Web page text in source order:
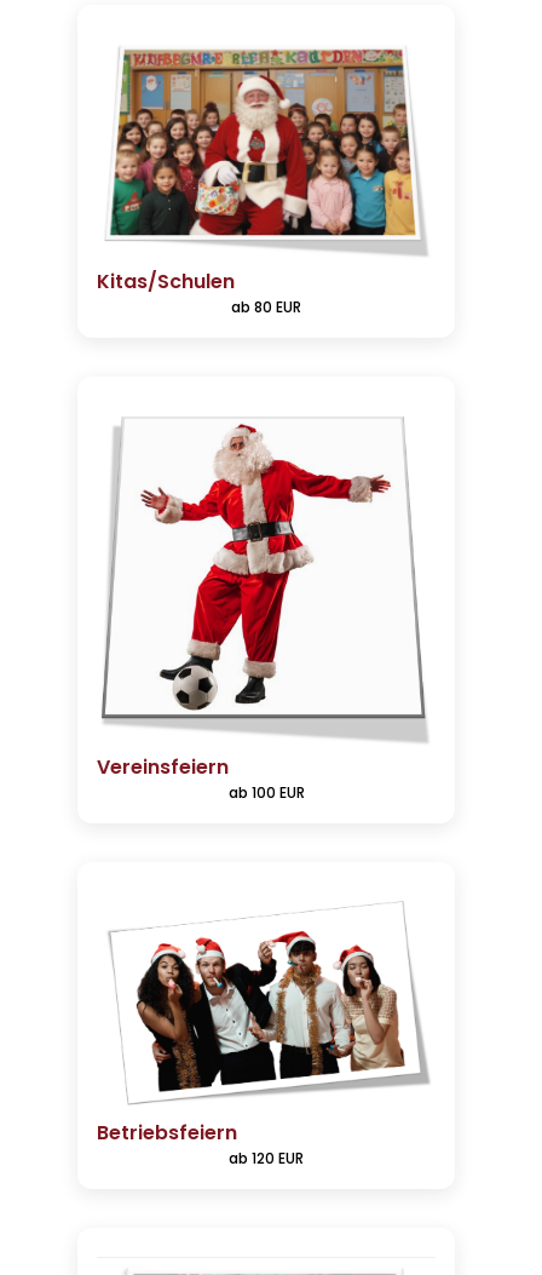
Kitas/Schulen
ab 80 EUR
Vereinsfeiern
ab 100 EUR
Betriebsfeiern
ab 120 EUR